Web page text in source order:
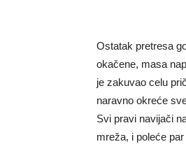
Ostatak pretresa
okačene, masa
je zakuvao celu
naravno okreće
Svi pravi navijači
mreža, i poleće